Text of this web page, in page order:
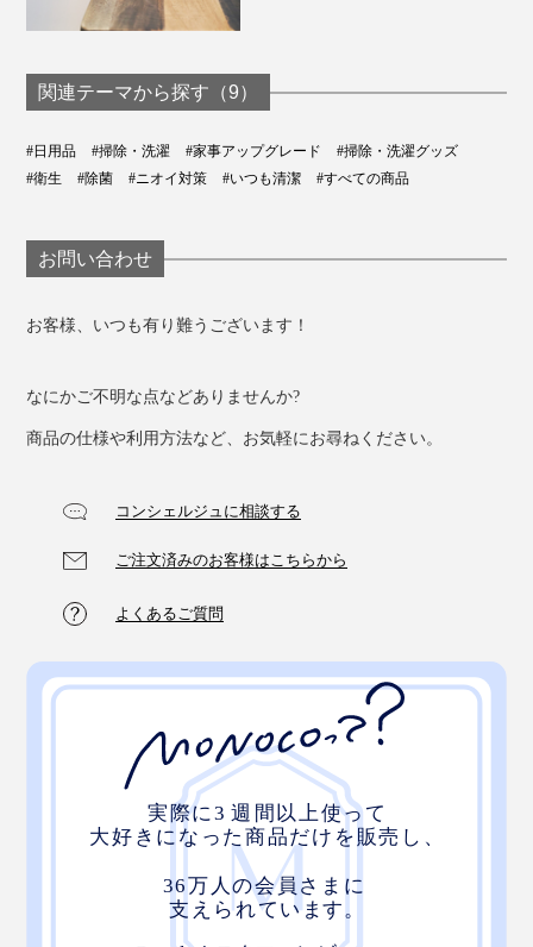
関連テーマから探す（9）
#日用品 #掃除・洗濯 #家事アップグレード
#掃除・洗濯グッズ
#衛生
#除菌 #ニオイ対策 #いつも清潔 #すべての商品
お問い合わせ
お客様、いつも有り難うございます！
なにかご不明な点などありませんか?
商品の仕様や利用方法など、お気軽にお尋ねください。
コンシェルジュに相談する
ご注文済みのお客様はこちらから
よくあるご質問